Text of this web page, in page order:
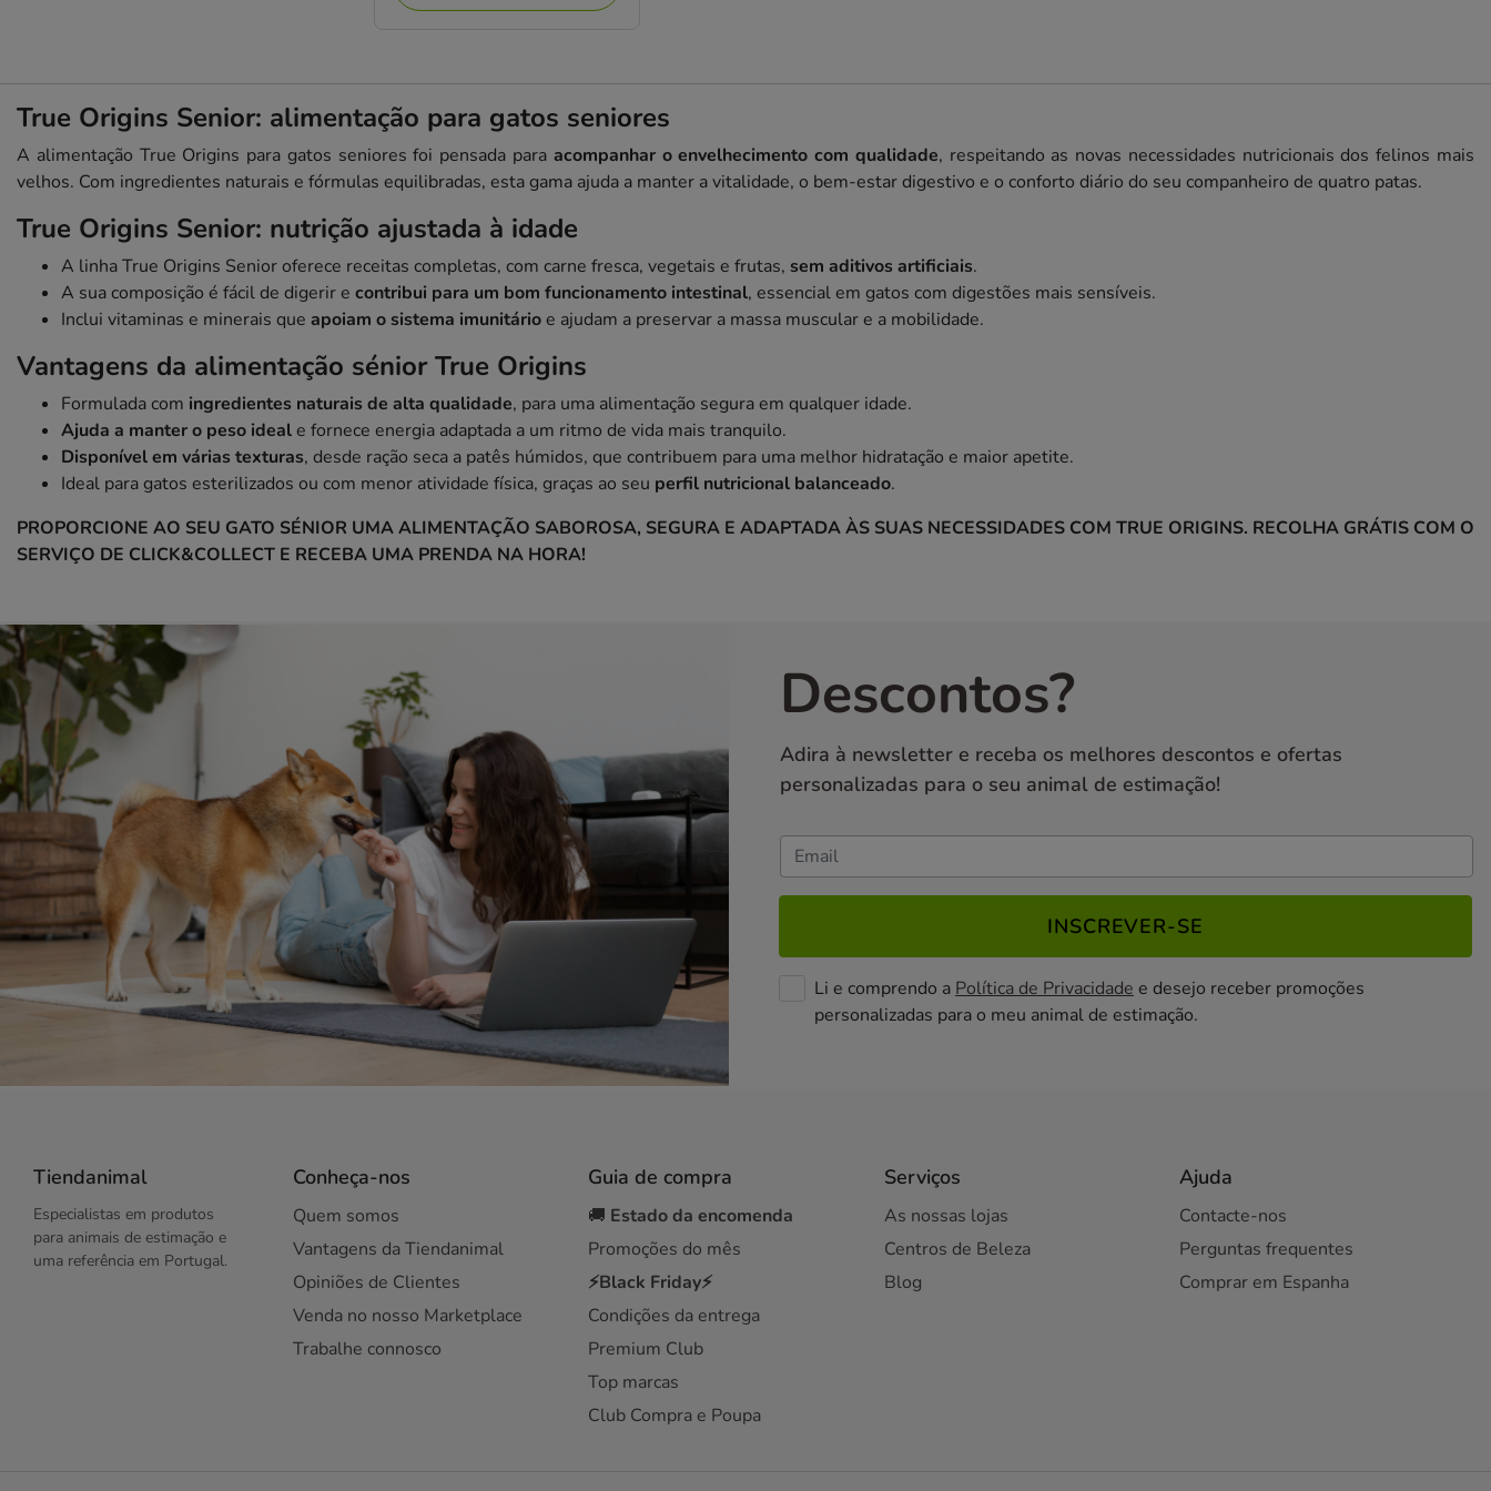
True Origins Senior: alimentação para gatos seniores
A alimentação True Origins para gatos seniores foi pensada para acompanhar o envelhecimento com qualidade, respeitando as novas necessidades nutricionais dos felinos mais
velhos. Com ingredientes naturais e fórmulas equilibradas, esta gama ajuda a manter a vitalidade, o bem-estar digestivo e o conforto diário do seu companheiro de quatro patas.
True Origins Senior: nutrição ajustada à idade
A linha True Origins Senior oferece receitas completas, com carne fresca, vegetais e frutas, sem aditivos artificiais.
A sua composição é fácil de digerir e contribui para um bom funcionamento intestinal, essencial em gatos com digestões mais sensíveis.
Inclui vitaminas e minerais que apoiam o sistema imunitárioe ajudam a preservar a massa muscular e a mobilidade.
Vantagens da alimentação sénior True Origins
Formulada com ingredientes naturais de alta qualidade, para uma alimentação segura em qualquer idade.
Ajuda a manter o peso ideale fornece energia adaptada a um ritmo de vida mais tranquilo.
Disponível em várias texturas, desde ração seca a patês húmidos, que contribuem para uma melhor hidratação e maior apetite.
Ideal para gatos esterilizados ou com menor atividade física, graças ao seu perfil nutricional balanceado.
PROPORCIONE AO SEU GATO SÉNIOR UMA ALIMENTAÇÃO SABOROSA, SEGURA E ADAPTADA ÀS SUAS NECESSIDADES COM TRUE ORIGINS. RECOLHA GRÁTIS COM O
SERVIÇO DE CLICK&COLLECT E RECEBA UMA PRENDA NA HORA!
Descontos?
Adira à newsletter e receba os melhores descontos e ofertas
personalizadas para o seu animal de estimação!
INSCREVER-SE
Li e comprendo a Política de Privacidade e desejo receber promoções
personalizadas para o meu animal de estimação.
Tiendanimal
Especialistas em produtos
para animais de estimação e
uma referência em Portugal.
Conheça-nos
Quem somos
Vantagens da Tiendanimal
Opiniões de Clientes
Venda no nosso Marketplace
Trabalhe connosco
Guia de compra
🚚 Estado da encomenda
Promoções do mês
⚡Black Friday⚡
Condições da entrega
Premium Club
Top marcas
Club Compra e Poupa
Serviços
As nossas lojas
Centros de Beleza
Blog
Ajuda
Contacte-nos
Perguntas frequentes
Comprar em Espanha